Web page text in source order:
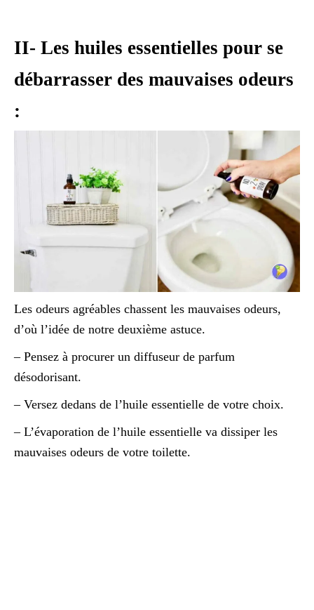
II- Les huiles essentielles pour se
débarrasser des mauvaises odeurs
:
Les odeurs agréables chassent les mauvaises odeurs,
d’où l’idée de notre deuxième astuce.
– Pensez à procurer un diffuseur de parfum
désodorisant.
– Versez dedans de l’huile essentielle de votre choix.
– L’évaporation de l’huile essentielle va dissiper les
mauvaises odeurs de votre toilette.